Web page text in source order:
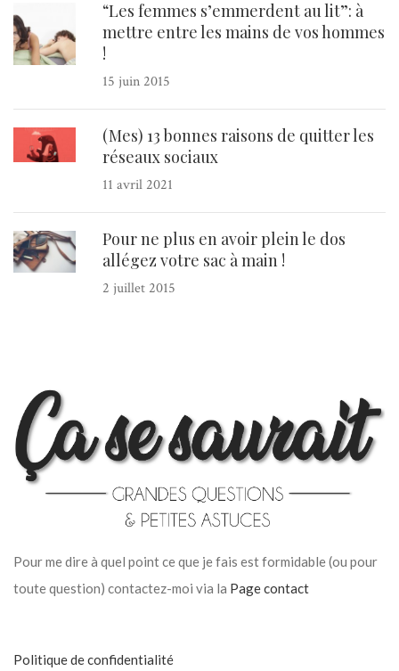
“Les femmes s’emmerdent au lit”: à
mettre entre les mains de vos hommes
!
15 juin 2015
(Mes) 13 bonnes raisons de quitter les
réseaux sociaux
11 avril 2021
Pour ne plus en avoir plein le dos
allégez votre sac à main !
2 juillet 2015
Pour me dire à quel point ce que je fais est formidable (ou pour
toute question) contactez-moi via la Page contact
Politique de confidentialité